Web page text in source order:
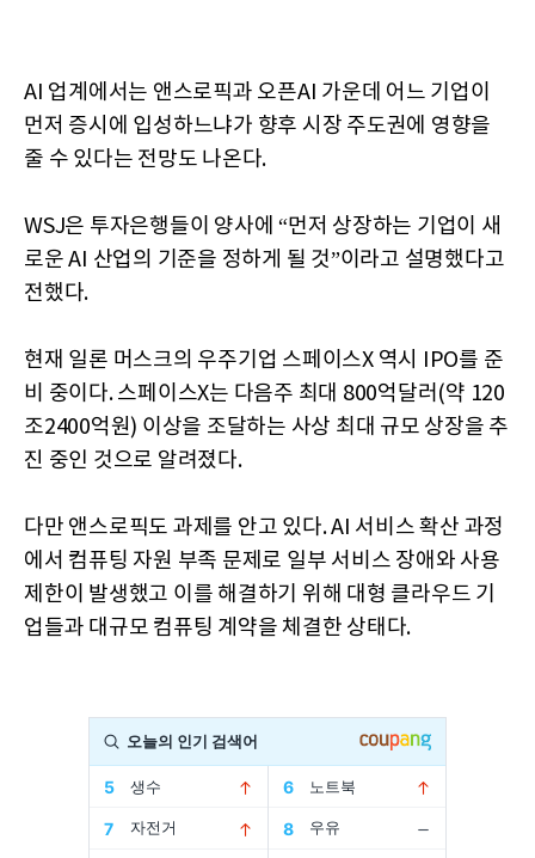
AI 업계에서는 앤스로픽과 오픈AI 가운데 어느 기업이
먼저 증시에 입성하느냐가 향후 시장 주도권에 영향을
줄 수 있다는 전망도 나온다.
WSJ은 투자은행들이 양사에 “먼저 상장하는 기업이 새
로운 AI 산업의 기준을 정하게 될 것”이라고 설명했다고
전했다.
현재 일론 머스크의 우주기업 스페이스X 역시 IPO를 준
비 중이다. 스페이스X는 다음주 최대 800억달러(약 120
조2400억원) 이상을 조달하는 사상 최대 규모 상장을 추
진 중인 것으로 알려졌다.
다만 앤스로픽도 과제를 안고 있다. AI 서비스 확산 과정
에서 컴퓨팅 자원 부족 문제로 일부 서비스 장애와 사용
제한이 발생했고 이를 해결하기 위해 대형 클라우드 기
업들과 대규모 컴퓨팅 계약을 체결한 상태다.